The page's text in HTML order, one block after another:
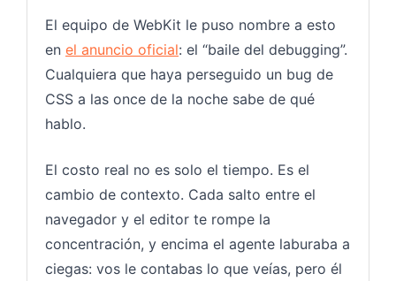
El equipo de WebKit le puso nombre a esto
en el anuncio oficial: el “baile del debugging”.
Cualquiera que haya perseguido un bug de
CSS a las once de la noche sabe de qué
hablo.
El costo real no es solo el tiempo. Es el
cambio de contexto. Cada salto entre el
navegador y el editor te rompe la
concentración, y encima el agente laburaba a
ciegas: vos le contabas lo que veías, pero él